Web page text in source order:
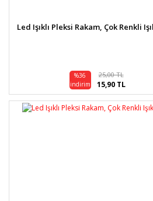
Gönder
Led Işıklı Pleksi Rakam, Çok Renkli
%36
indirim
25,00 TL
15,90 TL